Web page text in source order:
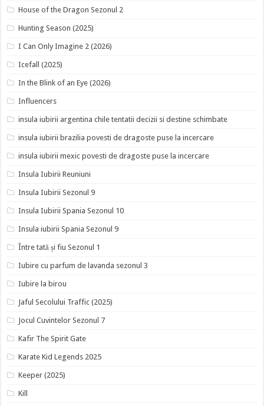
House of the Dragon Sezonul 2
Hunting Season (2025)
I Can Only Imagine 2 (2026)
Icefall (2025)
In the Blink of an Eye (2026)
Influencers
insula iubirii argentina chile tentatii decizii si destine schimbate
insula iubirii brazilia povesti de dragoste puse la incercare
insula iubirii mexic povesti de dragoste puse la incercare
Insula Iubirii Reuniuni
Insula Iubirii Sezonul 9
Insula Iubirii Spania Sezonul 10
Insula iubirii Spania Sezonul 9
Între tată și fiu Sezonul 1
Iubire cu parfum de lavanda sezonul 3
Iubire la birou
Jaful Secolului Traffic (2025)
Jocul Cuvintelor Sezonul 7
Kafir The Spirit Gate
Karate Kid Legends 2025
Keeper (2025)
Kill